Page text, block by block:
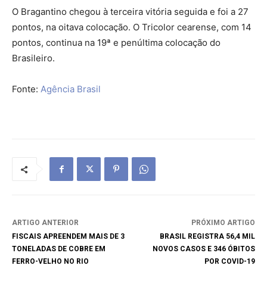
O Bragantino chegou à terceira vitória seguida e foi a 27
pontos, na oitava colocação. O Tricolor cearense, com 14
pontos, continua na 19ª e penúltima colocação do
Brasileiro.
Fonte: Agência Brasil
ARTIGO ANTERIOR
FISCAIS APREENDEM MAIS DE 3
TONELADAS DE COBRE EM
FERRO-VELHO NO RIO
PRÓXIMO ARTIGO
BRASIL REGISTRA 56,4 MIL
NOVOS CASOS E 346 ÓBITOS
POR COVID-19